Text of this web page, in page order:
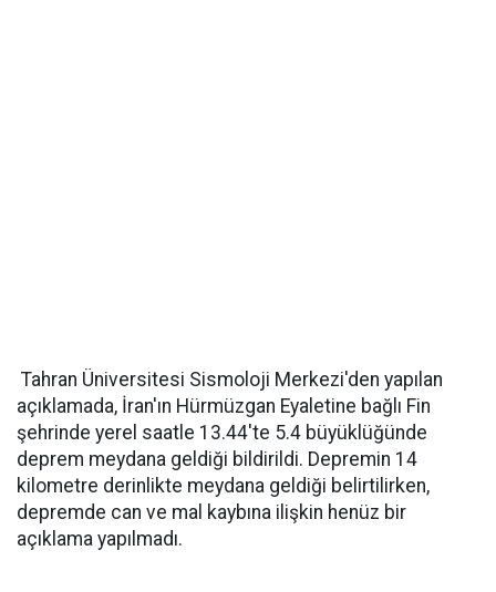
Tahran Üniversitesi Sismoloji Merkezi'den yapılan
açıklamada, İran'ın Hürmüzgan Eyaletine bağlı Fin
şehrinde yerel saatle 13.44'te 5.4 büyüklüğünde
deprem meydana geldiği bildirildi. Depremin 14
kilometre derinlikte meydana geldiği belirtilirken,
depremde can ve mal kaybına ilişkin henüz bir
açıklama yapılmadı.